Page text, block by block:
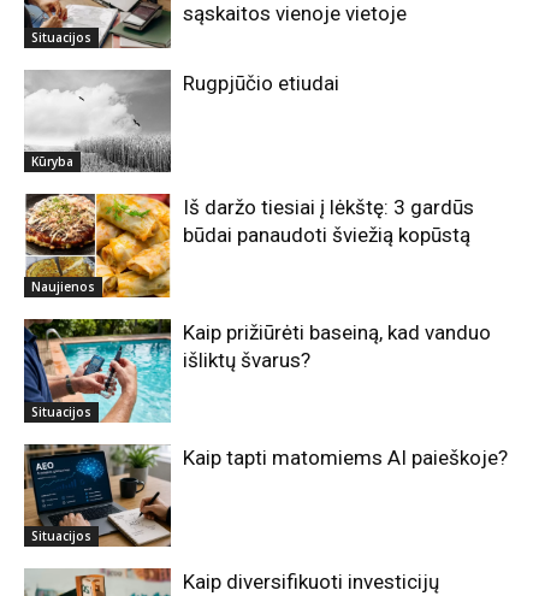
Situacijos
sąskaitos vienoje vietoje
Kūryba
Rugpjūčio etiudai
Naujienos
Iš daržo tiesiai į lėkštę: 3 gardūs
būdai panaudoti šviežią kopūstą
Situacijos
Kaip prižiūrėti baseiną, kad vanduo
išliktų švarus?
Situacijos
Kaip tapti matomiems AI paieškoje?
Kaip diversifikuoti investicijų